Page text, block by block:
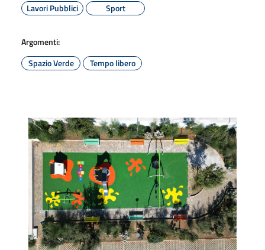
Lavori Pubblici
Sport
Argomenti:
Spazio Verde
Tempo libero